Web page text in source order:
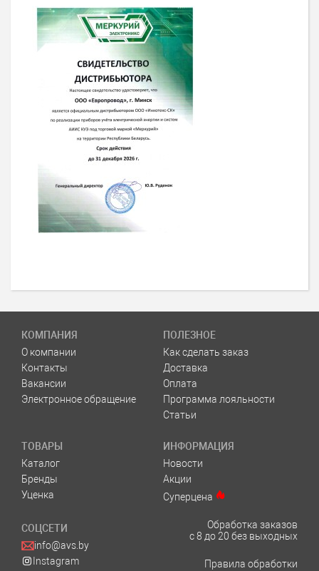
КОМПАНИЯ
О компании
Контакты
Вакансии
Электронное обращение
ПОЛЕЗНОЕ
Как сделать заказ
Доставка
Оплата
Программа лояльности
Статьи
ТОВАРЫ
Каталог
Бренды
Уценка
ИНФОРМАЦИЯ
Новости
Акции
Суперцена
СОЦСЕТИ
info@avs.by
Instagram
Обработка заказов
с 8 до 20 без выходных
Правила обработки